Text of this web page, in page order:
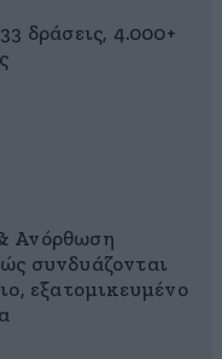
δράσεις, 4.000+
Ανόρθωση
συνδυάζονται
εξατομικευμένο